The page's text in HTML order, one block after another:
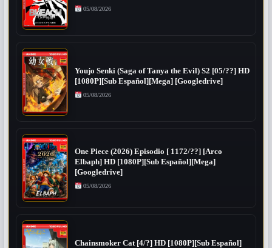
05/08/2026
Youjo Senki (Saga of Tanya the Evil) S2 [05/??] HD
[1080P][Sub Español][Mega] [Googledrive]
05/08/2026
One Piece (2026) Episodio [ 1172/??] [Arco
Elbaph] HD [1080P][Sub Español][Mega]
[Googledrive]
05/08/2026
Chainsmoker Cat [4/?] HD [1080P][Sub Español]